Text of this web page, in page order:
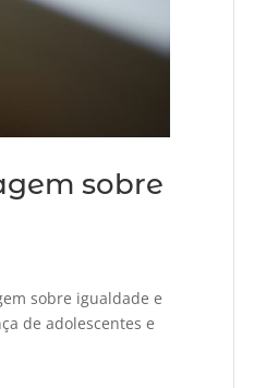
sobre
sobre igualdade e
de adolescentes e